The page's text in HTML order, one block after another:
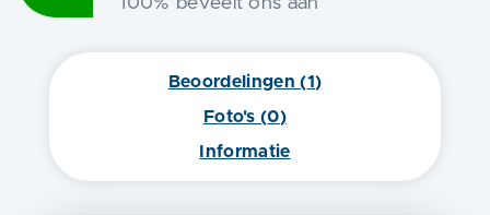
Beoordelingen (1)
Foto's (0)
Informatie